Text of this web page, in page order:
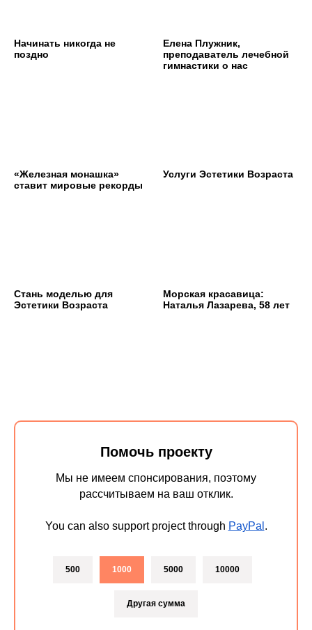
Начинать никогда не
поздно
Елена Плужник,
преподаватель лечебной
гимнастики о нас
«Железная монашка»
ставит мировые рекорды
Услуги Эстетики Возраста
Стань моделью для
Эстетики Возраста
Морская красавица:
Наталья Лазарева, 58 лет
Помочь проекту
Мы не имеем спонсирования, поэтому
рассчитываем на ваш отклик.
You can also support project through PayPal .
500 1000 5000 10000
Другая сумма